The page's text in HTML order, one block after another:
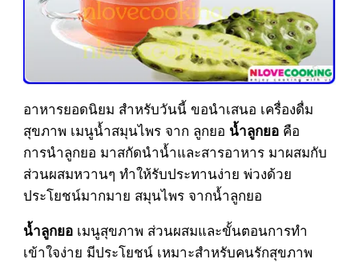
อาหารยอดนิยม สำหรับวันนี้ ขอนำเสนอ เครื่องดื่ม
สุขภาพ เมนูน้ำสมุนไพร จาก ลูกยอ น้ำลูกยอคือ
การนำลูกยอ มาสกัดนำน้ำและสารอาหาร มาผสมกับ
ส่วนผสมหวานๆ ทำให้รับประทานง่าย พ่วงด้วย
ประโยชน์มากมาย สมุนไพร จากน้ำลูกยอ
น้ำลูกยอเมนูสุขภาพ ส่วนผสมและขั้นตอนการทำ
เข้าใจง่าย มีประโยชน์ เหมาะสำหรับคนรักสุขภาพ